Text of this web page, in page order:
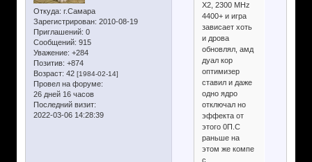
Откуда: г.Самара
Зарегистрирован: 2010-08-19
Приглашений: 0
Сообщений: 915
Уважение: +284
Позитив: +874
Возраст: 42 [1984-02-14]
Провел на форуме:
26 дней 16 часов
Последний визит:
2022-03-06 14:28:39
X2, 2300 MHz
4400+ и игра
зависает хоть
и дрова
обновлял, амд
дуал кор
оптимизер
ставил и даже
одно ядро
отключал но
эффекта от
этого 0П.С
раньше на
этом же компе
с